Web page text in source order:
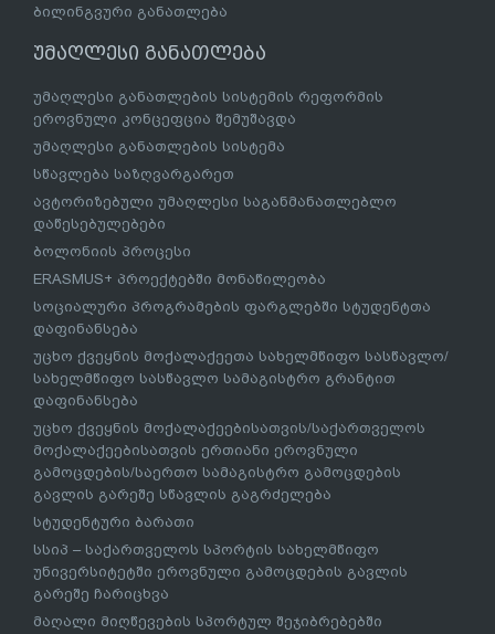
ბილინგვური განათლება
უმაღლესი განათლება
უმაღლესი განათლების სისტემის რეფორმის
ეროვნული კონცეფცია შემუშავდა
უმაღლესი განათლების სისტემა
სწავლება საზღვარგარეთ
ავტორიზებული უმაღლესი საგანმანათლებლო
დაწესებულებები
ბოლონიის პროცესი
ERASMUS+ პროექტებში მონაწილეობა
სოციალური პროგრამების ფარგლებში სტუდენტთა
დაფინანსება
უცხო ქვეყნის მოქალაქეეთა სახელმწიფო სასწავლო/
სახელმწიფო სასწავლო სამაგისტრო გრანტით
დაფინანსება
უცხო ქვეყნის მოქალაქეებისათვის/საქართველოს
მოქალაქეებისათვის ერთიანი ეროვნული
გამოცდების/საერთო სამაგისტრო გამოცდების
გავლის გარეშე სწავლის გაგრძელება
სტუდენტური ბარათი
სსიპ – საქართველოს სპორტის სახელმწიფო
უნივერსიტეტში ეროვნული გამოცდების გავლის
გარეშე ჩარიცხვა
მაღალი მიღწევების სპორტულ შეჯიბრებებში